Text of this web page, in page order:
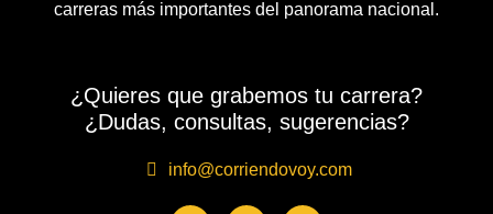
carreras más importantes del panorama nacional.
¿Quieres que grabemos tu carrera?
¿Dudas, consultas, sugerencias?
info@corriendovoy.com